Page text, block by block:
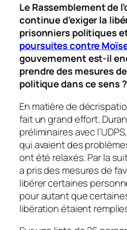
Le Rassemblement de
continue d’exiger la
prisonniers politiques
poursuites contre
gouvernement est-il
prendre des mesures
politique dans ce sens ?
En matière de
fait un grand effort.
préliminaires avec
qui avaient des
ont été relaxés. Par la
a pris des mesures de
libérer certaines
pour autant que
libération étaient